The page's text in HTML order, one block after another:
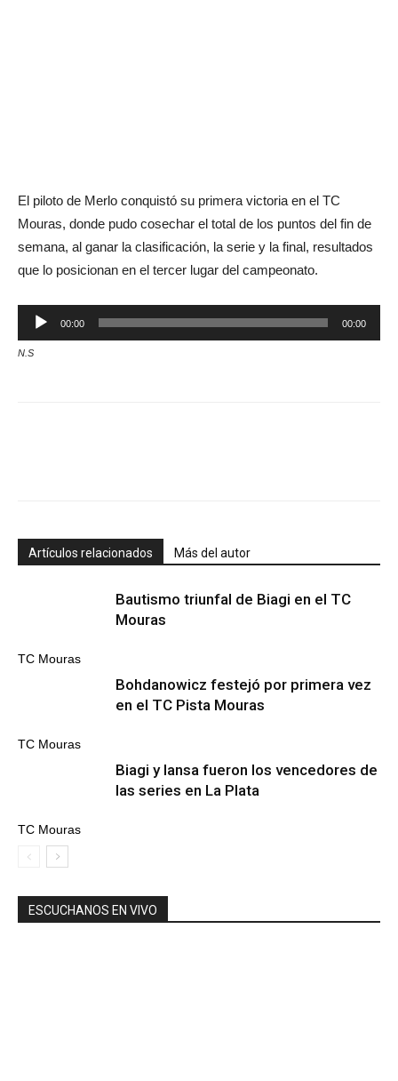
El piloto de Merlo conquistó su primera victoria en el TC
Mouras, donde pudo cosechar el total de los puntos del fin de
semana, al ganar la clasificación, la serie y la final, resultados
que lo posicionan en el tercer lugar del campeonato.
Reproductor
de
audio
00:00 00:00
N.S
Artículos relacionados Más del autor
TC Mouras
Bautismo triunfal de Biagi en el TC
Mouras
TC Mouras
Bohdanowicz festejó por primera vez
en el TC Pista Mouras
TC Mouras
Biagi y Iansa fueron los vencedores de
las series en La Plata
ESCUCHANOS EN VIVO